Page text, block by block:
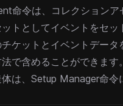
命令は、コレクションア
トとしてイベントをセッ
ケットとイベントデー
で含めることができます。
は、Setup Manager命令